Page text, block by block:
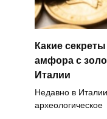
Какие
амфора с
Италии
Недавно в
археологическое